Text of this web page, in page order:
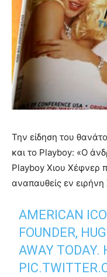
Την είδηση του
και το Playboy: «Ο
Playboy Χιου Χέφνερ
αναπαυθείς εν
AMERICAN
FOUNDER,
AWAY TODAY.